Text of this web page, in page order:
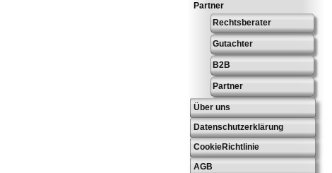
Partner
Rechtsberater
Gutachter
B2B
Partner
Über uns
Datenschutzerklärung
CookieRichtlinie
AGB